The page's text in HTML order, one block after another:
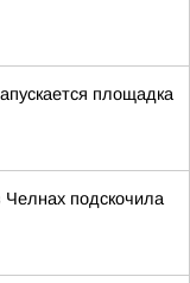
площадка
Челнах подскочила